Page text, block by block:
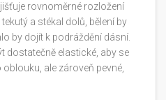
rovnoměrné rozložení
a stékal dolů, bělení by
by dojít k podráždění dásní.
dostatečně elastické, aby se
ale zároveň pevné,